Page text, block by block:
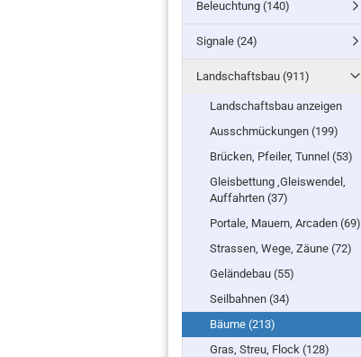
Beleuchtung (140)
Signale (24)
Landschaftsbau (911)
Landschaftsbau anzeigen
Ausschmückungen (199)
Brücken, Pfeiler, Tunnel (53)
Gleisbettung ,Gleiswendel,
Auffahrten (37)
Portale, Mauern, Arcaden (69)
Strassen, Wege, Zäune (72)
Geländebau (55)
Seilbahnen (34)
Bäume (213)
Gras, Streu, Flock (128)